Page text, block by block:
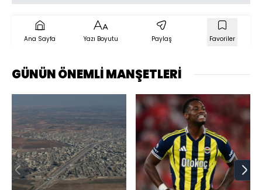
Ana Sayfa Yazı Boyutu Paylaş Favoriler
GÜNÜN ÖNEMLİ MANŞETLERİ